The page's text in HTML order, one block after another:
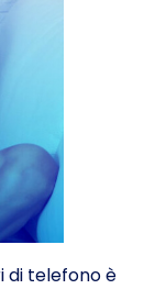
di telefono è